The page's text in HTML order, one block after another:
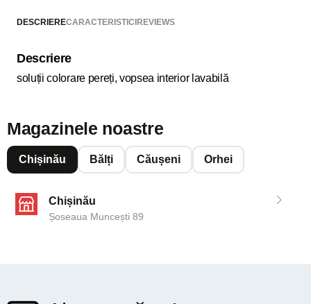
DESCRIERECARACTERISTICIREVIEWS
Descriere
soluții colorare pereți, vopsea interior lavabilă
Magazinele noastre
Chișinău Bălți Căușeni Orhei
Chișinău
Șoseaua Muncești 89